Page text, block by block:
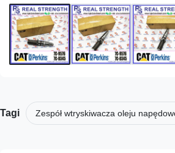
Tagi Zespół wtryskiwacza oleju